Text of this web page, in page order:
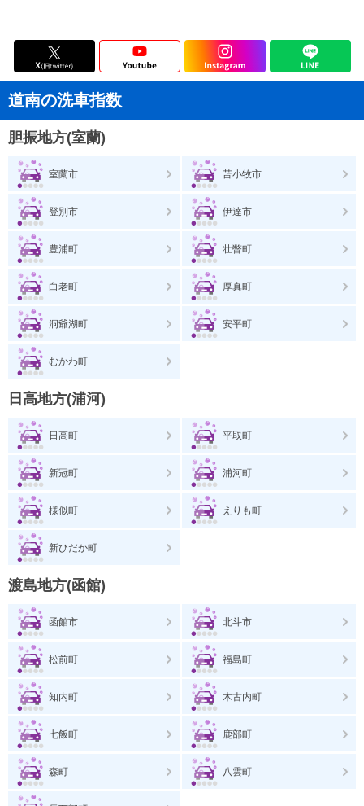
道南の洗車指数
胆振地方(室蘭)
室蘭市 苫小牧市
登別市 伊達市
豊浦町 壮瞥町
白老町 厚真町
洞爺湖町 安平町
むかわ町
日高地方(浦河)
日高町 平取町
新冠町 浦河町
様似町 えりも町
新ひだか町
渡島地方(函館)
函館市 北斗市
松前町 福島町
知内町 木古内町
七飯町 鹿部町
森町 八雲町